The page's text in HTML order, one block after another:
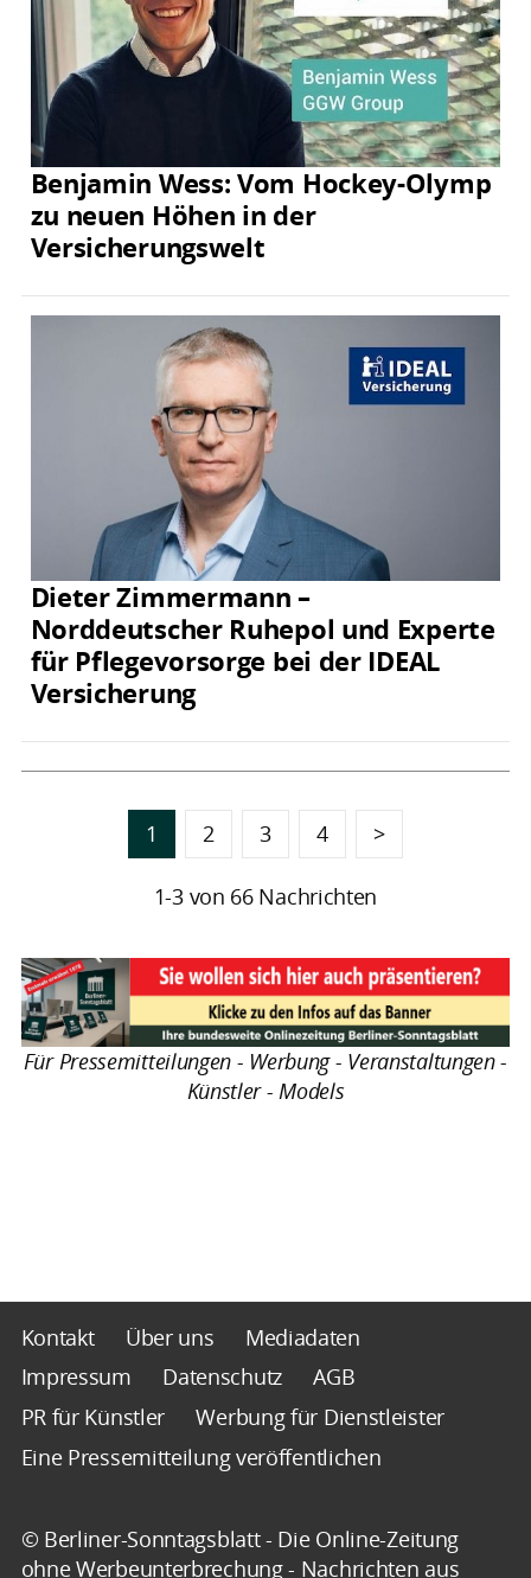
Benjamin Wess: Vom Hockey-Olymp
zu neuen Höhen in der
Versicherungswelt
Dieter Zimmermann –
Norddeutscher Ruhepol und Experte
für Pflegevorsorge bei der IDEAL
Versicherung
1 2 3 4 >
1-3 von 66 Nachrichten
Für Pressemitteilungen - Werbung - Veranstaltungen -
Künstler - Models
Kontakt Über uns
Mediadaten
Impressum
Datenschutz
AGB
PR für Künstler
Werbung für Dienstleister
Eine Pressemitteilung veröffentlichen
© Berliner-Sonntagsblatt - Die Online-Zeitung
ohne Werbeunterbrechung - Nachrichten aus